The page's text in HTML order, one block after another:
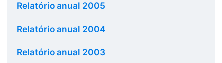
Relatório anual 2005
Relatório anual 2004
Relatório anual 2003